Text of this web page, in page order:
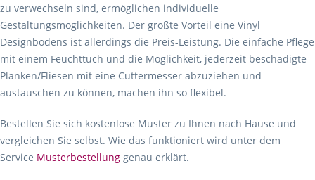
zu verwechseln sind, ermöglichen individuelle
Gestaltungsmöglichkeiten. Der größte Vorteil eine Vinyl
Designbodens ist allerdings die Preis-Leistung. Die einfache Pflege
mit einem Feuchttuch und die Möglichkeit, jederzeit beschädigte
Planken/Fliesen mit eine Cuttermesser abzuziehen und
austauschen zu können, machen ihn so flexibel.
Bestellen Sie sich kostenlose Muster zu Ihnen nach Hause und
vergleichen Sie selbst. Wie das funktioniert wird unter dem
Service Musterbestellung genau erklärt.